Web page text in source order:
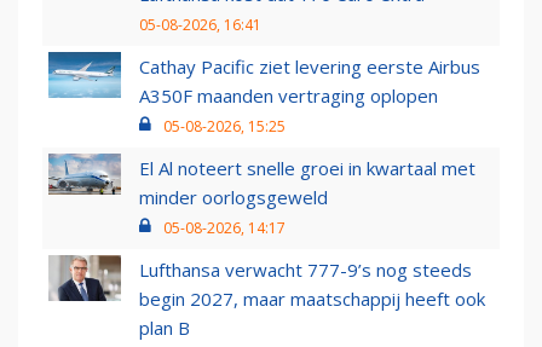
05-08-2026, 16:41
Cathay Pacific ziet levering eerste Airbus
A350F maanden vertraging oplopen
05-08-2026, 15:25
El Al noteert snelle groei in kwartaal met
minder oorlogsgeweld
05-08-2026, 14:17
Lufthansa verwacht 777-9’s nog steeds
begin 2027, maar maatschappij heeft ook
plan B